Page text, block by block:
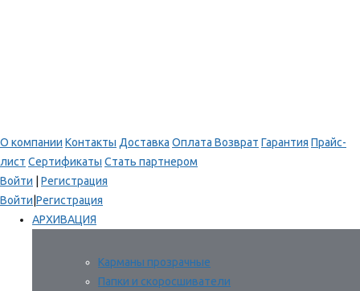
О компании Контакты Доставка Оплата Возврат Гарантия Прайс-
лист Сертификаты Стать партнером
Войти
Регистрация
Войти Регистрация
АРХИВАЦИЯ
Карманы прозрачные
Папки и скоросшиватели